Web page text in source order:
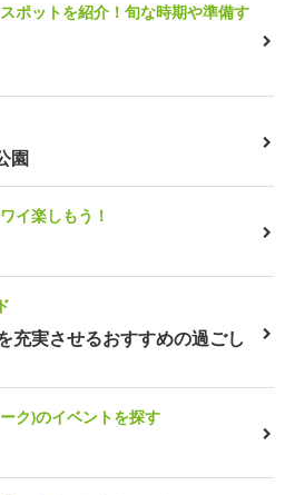
ポットを紹介！旬な時期や準備す
園
イ楽しもう！
充実させるおすすめの過ごし
ク)のイベントを探す